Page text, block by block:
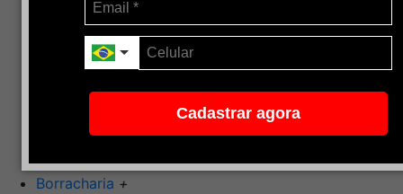
Cadastrar agora
Escovas de Aço
Escovas de Latão
Lixas
Pasta Para Assentar Válvula
Pedra de Afiar
Ponta Montada (Oxido de Alumínio)
Rebolos
Borracharia +